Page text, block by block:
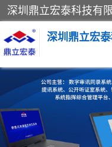
深圳鼎立宏
同步录音录像设备
数字法庭